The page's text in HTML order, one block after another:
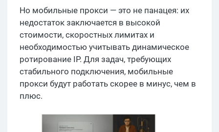
Но мобильные прокси — это не панацея: их
недостаток заключается в высокой
стоимости, скоростных лимитах и
необходимостью учитывать динамическое
ротирование IP. Для задач, требующих
стабильного подключения, мобильные
прокси будут работать скорее в минус, чем в
плюс.